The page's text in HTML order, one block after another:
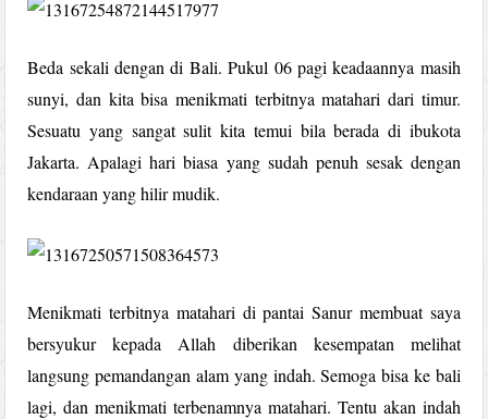
Beda sekali dengan di Bali. Pukul 06 pagi keadaannya masih
sunyi, dan kita bisa menikmati terbitnya matahari dari timur.
Sesuatu yang sangat sulit kita temui bila berada di ibukota
Jakarta. Apalagi hari biasa yang sudah penuh sesak dengan
kendaraan yang hilir mudik.
Menikmati terbitnya matahari di pantai Sanur membuat saya
bersyukur kepada Allah diberikan kesempatan melihat
langsung pemandangan alam yang indah. Semoga bisa ke bali
lagi, dan menikmati terbenamnya matahari. Tentu akan indah